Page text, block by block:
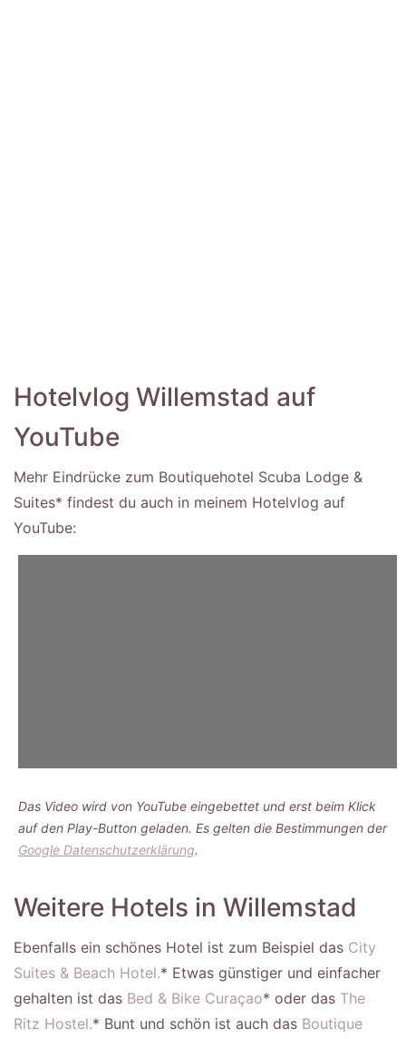
Hotelvlog Willemstad auf
YouTube
Mehr Eindrücke zum Boutiquehotel Scuba Lodge &
Suites* findest du auch in meinem Hotelvlog auf
YouTube:
Das Video wird von YouTube eingebettet und erst beim Klick
auf den Play-Button geladen. Es gelten die Bestimmungen der
Google Datenschutzerklärung.
Weitere Hotels in Willemstad
Ebenfalls ein schönes Hotel ist zum Beispiel das City
Suites & Beach Hotel.* Etwas günstiger und einfacher
gehalten ist das Bed & Bike Curaçao* oder das The
Ritz Hostel.* Bunt und schön ist auch das Boutique